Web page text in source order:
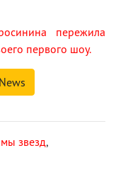
пережила
первого шоу.
звезд,